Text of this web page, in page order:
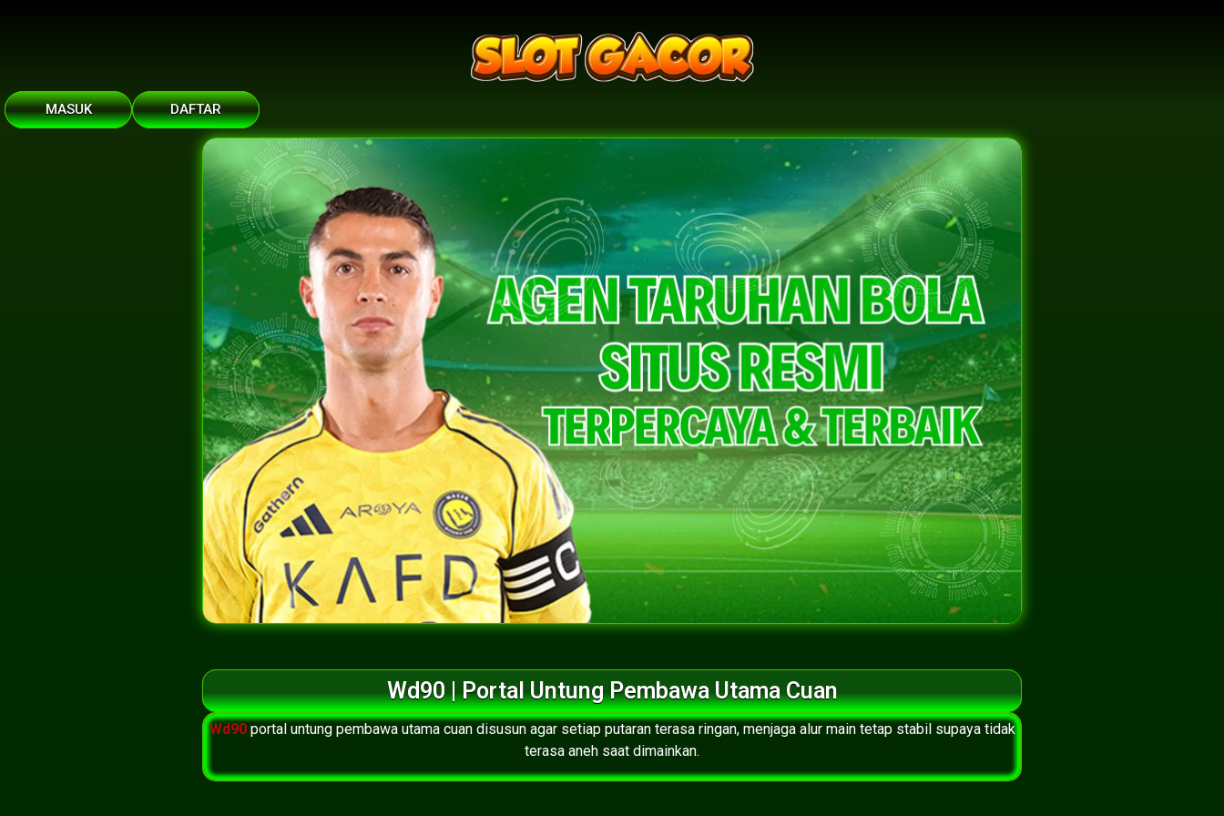
MASUK DAFTAR
Wd90 | Portal Untung Pembawa Utama Cuan
Wd90 portal untung pembawa utama cuan disusun agar setiap putaran terasa ringan, menjaga alur main tetap stabil supaya tidak
terasa aneh saat dimainkan.